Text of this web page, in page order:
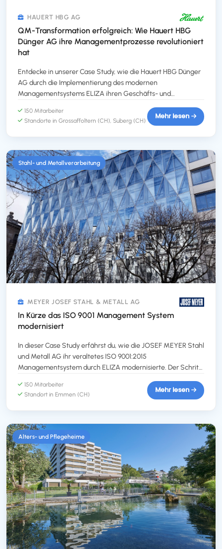
HAUERT HBG AG
QM-Transformation erfolgreich: Wie Hauert HBG
Dünger AG ihre Managementprozesse revolutioniert
hat
Entdecke in unserer Case Study, wie die Hauert HBG Dünger
AG durch die Implementierung des modernen
Managementsystems ELIZA ihren Geschäfts- und
Sieh dir an, wie die Anbindung an bestehende Systeme und
die schrittweise Datenintegration das
Qualitätsmanagement und die Dokumentation verbessert
haben. Diese Veränderungen ermöglichen den
Mitarbeitenden von Hauert, Zeit zu sparen und die Prozesse
kontinuierlich zu optimieren.
150 Mitarbeiter
Standorte in Grossaffoltern (CH), Suberg (CH) und Nürnberg (D)
Mehr lesen
Stahl- und Metallverarbeitung
MEYER JOSEF STAHL & METALL AG
In Kürze das ISO 9001 Management System
modernisiert
In dieser Case Study erfährst du, wie die JOSEF MEYER Stahl
und Metall AG ihr veraltetes ISO 9001:2015
Managementsystem durch ELIZA modernisierte. Der Schritt
Integration von Qualitäts-, Personal- und
Prozessmanagement. ELIZA überzeugte durch
Benutzerfreundlichkeit, cloudbasierte Flexibilität und die
Möglichkeit zur dezentralen Pflege. Erlebe, wie bestehende
Daten nahtlos integriert wurden und das Unternehmen von
modernen, agilen Prozessen profitierte.
150 Mitarbeiter
Standort in Emmen (CH)
Mehr lesen
Alters- und Pflegeheime